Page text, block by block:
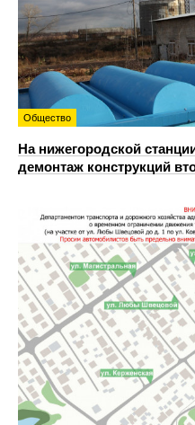
Общество
На нижегородской
демонтаж конструкций